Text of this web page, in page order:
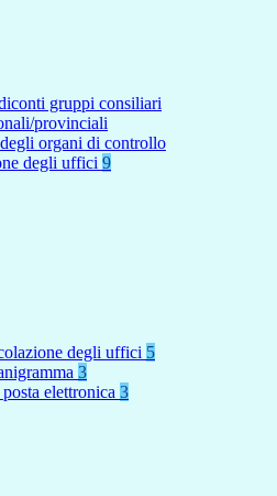
gruppi consiliari
provinciali
organi di controllo
degli uffici 9
degli uffici 5
3
elettronica 3